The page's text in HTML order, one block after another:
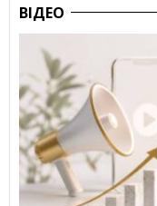
ВІДЕО